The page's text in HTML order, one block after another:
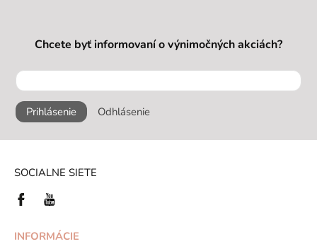
Chcete byť informovaní o výnimočných akciách?
Prihlásenie Odhlásenie
SOCIALNE SIETE
INFORMÁCIE